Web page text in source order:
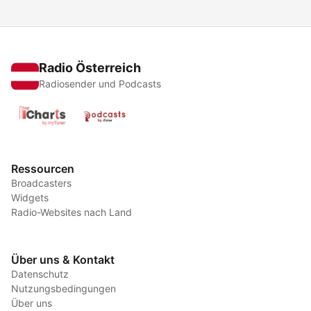
Radio Österreich
Radiosender und Podcasts
Ressourcen
Broadcasters
Widgets
Radio-Websites nach Land
Über uns & Kontakt
Datenschutz
Nutzungsbedingungen
Über uns